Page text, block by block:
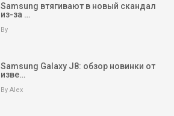
Samsung втягивают в новый скандал
из-за …
By
Samsung Galaxy J8: обзор новинки от
изве…
By Alex